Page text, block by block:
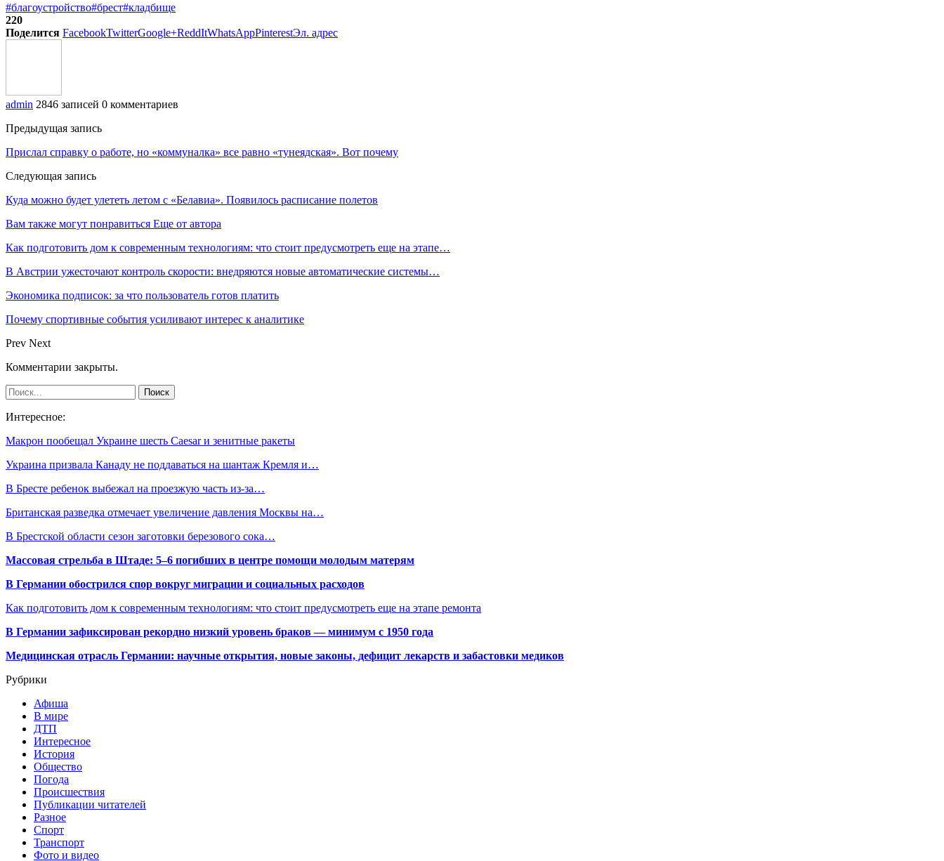
#благоустройство#брест#кладбище
220
Поделится FacebookTwitterGoogle+ReddItWhatsAppPinterestЭл. адрес
admin 2846 записей 0 комментариев
Предыдущая запись
Прислал справку о работе, но «коммуналка» все равно «тунеядская». Вот почему
Следующая запись
Куда можно будет улететь летом с «Белавиа». Появилось расписание полетов
Вам также могут понравиться Еще от автора
Как подготовить дом к современным технологиям: что стоит предусмотреть еще на этапе…
В Австрии ужесточают контроль скорости: внедряются новые автоматические системы…
Экономика подписок: за что пользователь готов платить
Почему спортивные события усиливают интерес к аналитике
Prev Next
Комментарии закрыты.
Интересное:
Макрон пообещал Украине шесть Caesar и зенитные ракеты
Украина призвала Канаду не поддаваться на шантаж Кремля и…
В Бресте ребенок выбежал на проезжую часть из-за…
Британская разведка отмечает увеличение давления Москвы на…
В Брестской области сезон заготовки березового сока…
Массовая стрельба в Штаде: 5–6 погибших в центре помощи молодым матерям
В Германии обострился спор вокруг миграции и социальных расходов
Как подготовить дом к современным технологиям: что стоит предусмотреть еще на этапе ремонта
В Германии зафиксирован рекордно низкий уровень браков — минимум с 1950 года
Медицинская отрасль Германии: научные открытия, новые законы, дефицит лекарств и забастовки медиков
Рубрики
Афиша
В мире
ДТП
Интересное
История
Общество
Погода
Происшествия
Публикации читателей
Разное
Спорт
Транспорт
Фото и видео